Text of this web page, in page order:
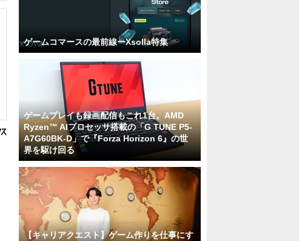
ゲームコマースの最前線ーXsolla特集
ゲームプレイも録画配信もこれ1台。AMD
Ryzen™ AIプロセッサ搭載の「G TUNE P5-
A7G60BK-D」で『Forza Horizon 6』の世
界を駆け回る
【キャリアクエスト】ゲーム作りを仕事にす